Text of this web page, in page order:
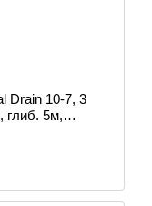
Drain 10-7, 3
глиб. 5м,